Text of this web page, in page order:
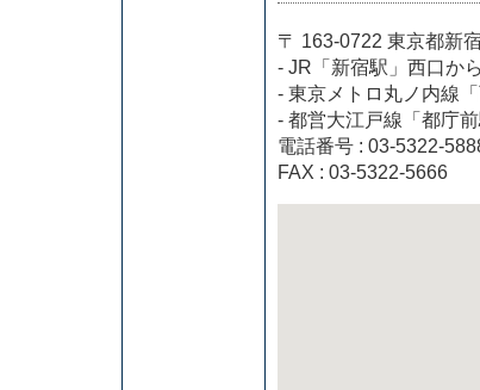
〒 163-0722 東京都新
- JR「新宿駅」西口か
- 東京メトロ丸ノ内線
- 都営大江戸線「都庁
電話番号 : 03-5322-
FAX : 03-5322-5666